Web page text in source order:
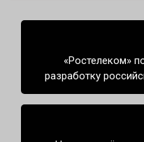
Навигация
записям«Ростелеком»
разработку
замены